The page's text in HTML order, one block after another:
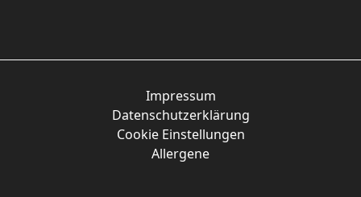
Impressum
Datenschutzerklärung
Cookie Einstellungen
Allergene